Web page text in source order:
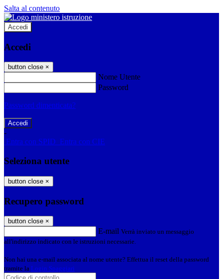
Salta al contenuto
Accedi
Accedi
button close ×
Nome Utente
Password
Password dimenticata?
-
Entra con SPID Entra con CIE
Seleziona utente
button close ×
Recupero password
button close ×
E-mail Verrà inviato un messaggio
all'indirizzo indicato con le istruzioni necessarie.
Non hai una e-mail associata al nome utente? Effettua il reset della password
tramite la Login Spaggiari